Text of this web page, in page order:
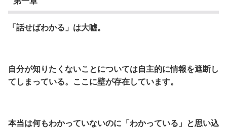
「話せばわかる」は大嘘。
自分が知りたくないことについては自主的に情報を遮断し
てしまっている。ここに壁が存在しています。
本当は何もわかっていないのに「わかっている」と思い込